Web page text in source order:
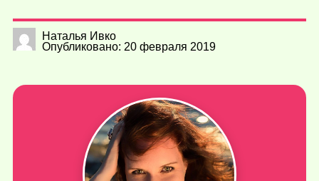
Наталья Ивко
Опубликовано: 20 февраля 2019